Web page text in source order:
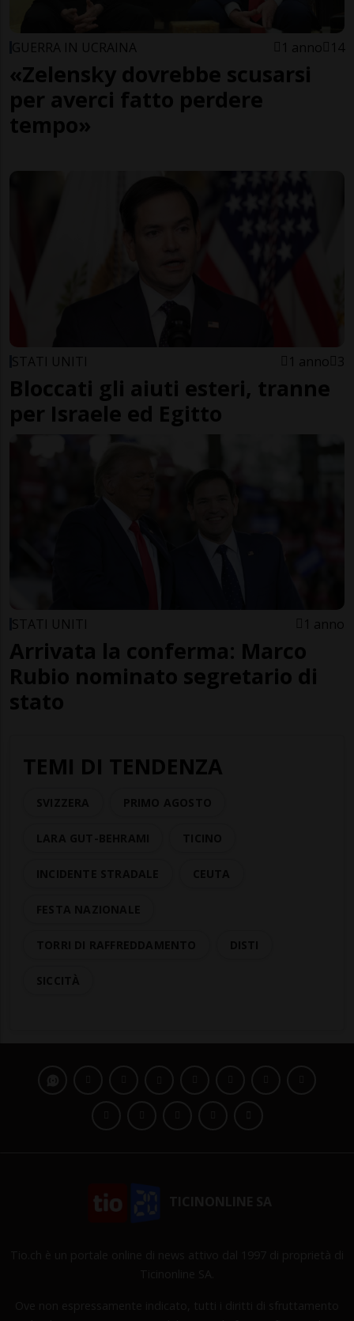
GUERRA IN UCRAINA 1 anno 14
«Zelensky dovrebbe scusarsi
per averci fatto perdere
tempo»
STATI UNITI 1 anno 3
Bloccati gli aiuti esteri, tranne
per Israele ed Egitto
STATI UNITI 1 anno
Arrivata la conferma: Marco
Rubio nominato segretario di
stato
TEMI DI TENDENZA